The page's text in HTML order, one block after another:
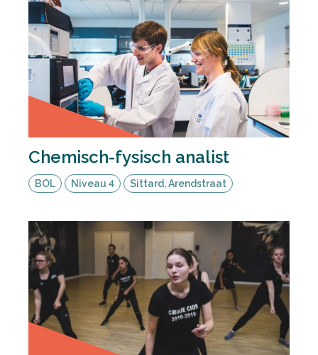
Chemisch-fysisch analist
BOL Niveau 4 Sittard, Arendstraat